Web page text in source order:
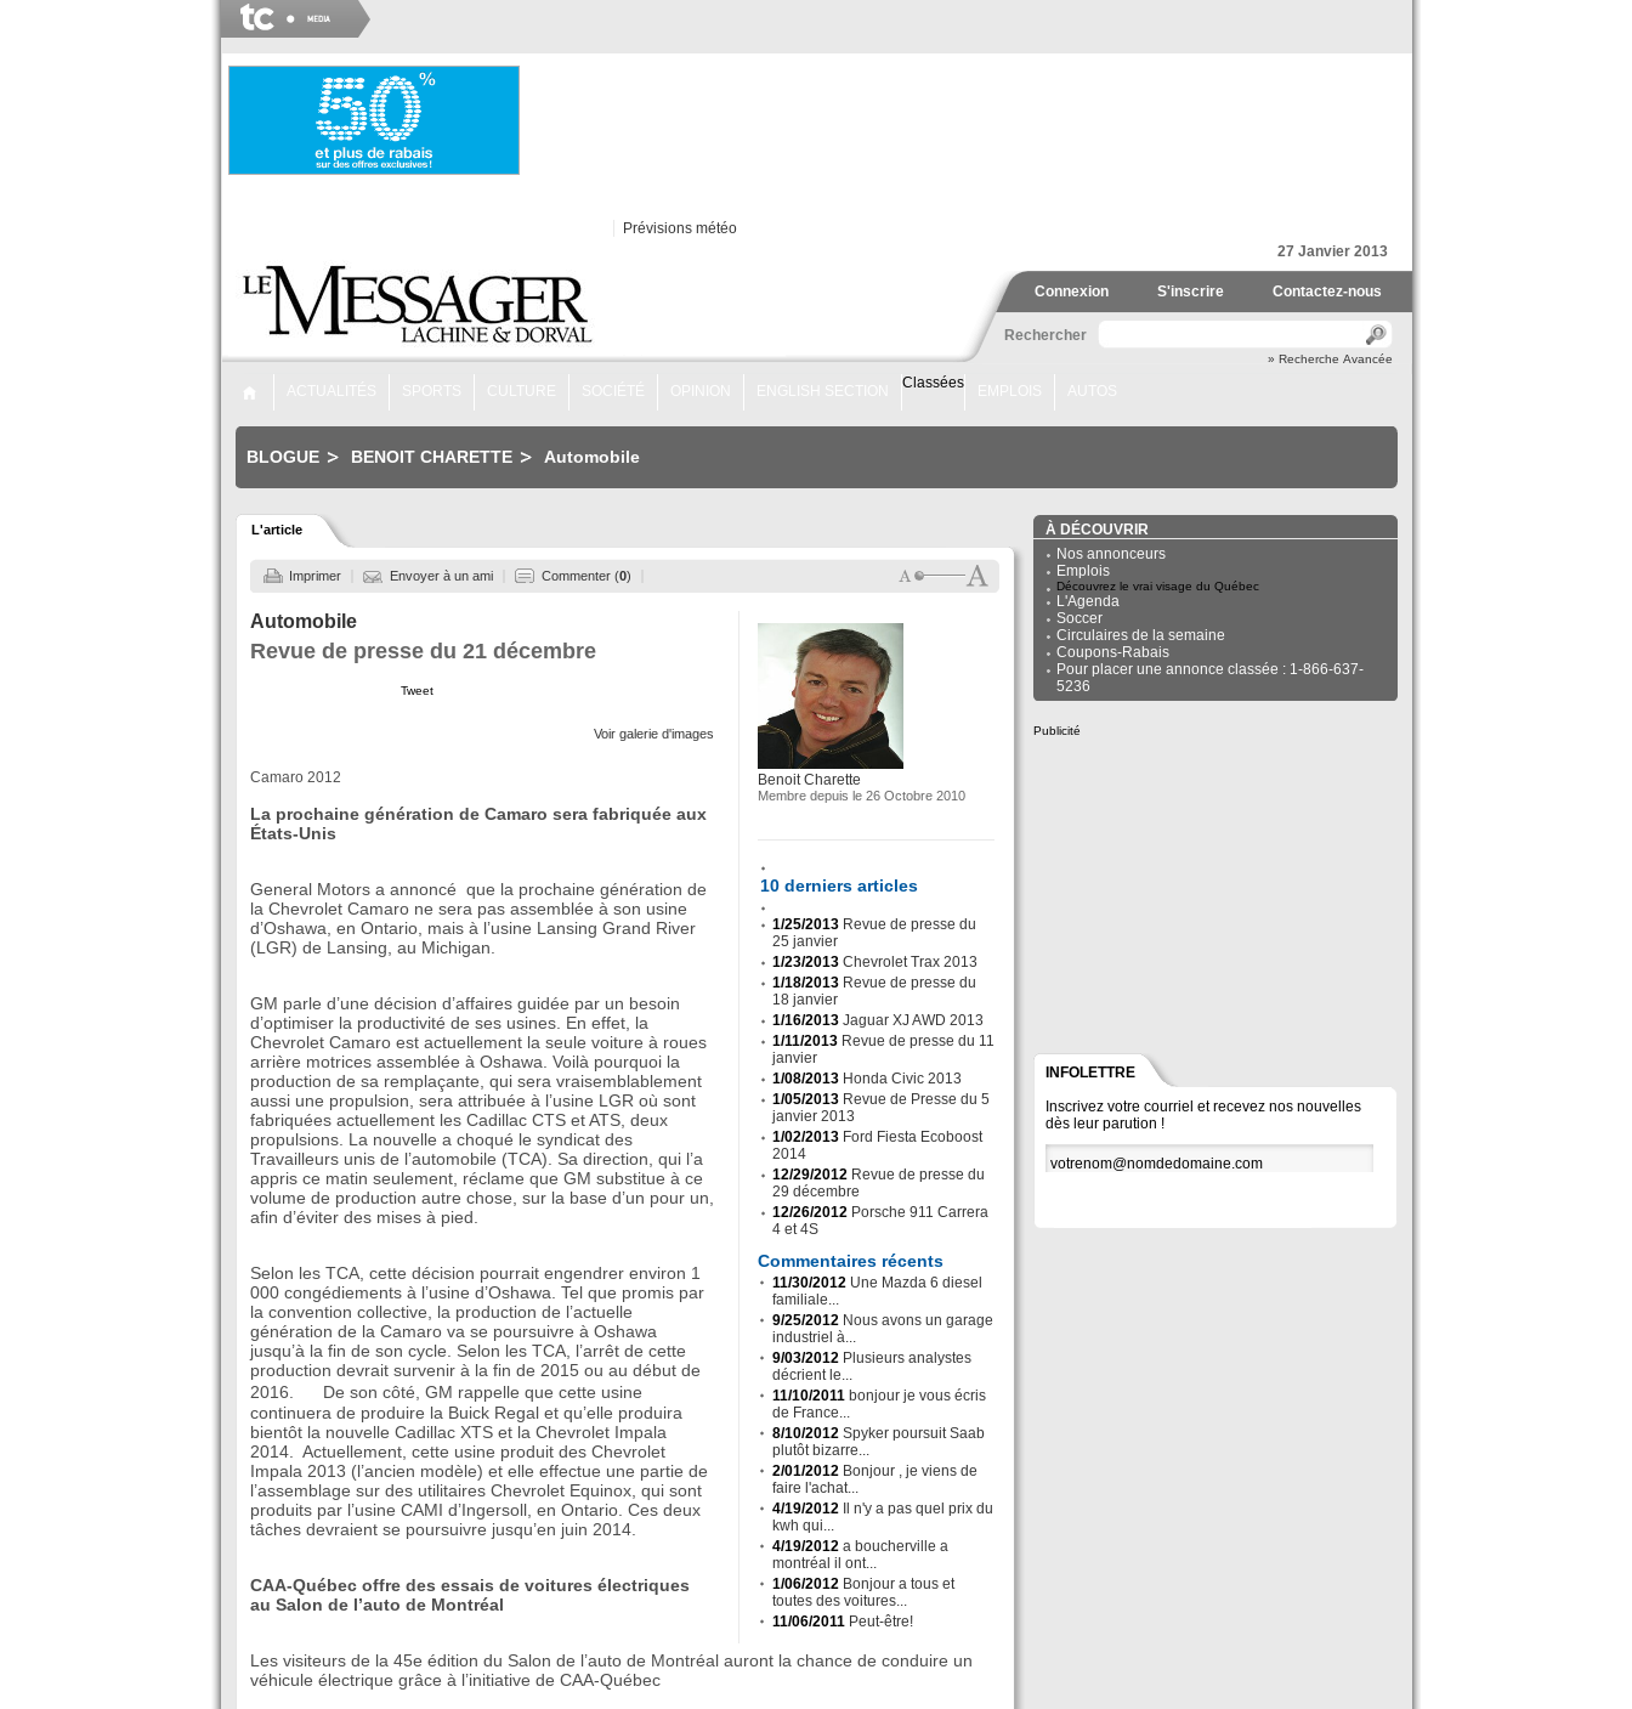
27 Janvier 2013
Prévisions météo
Connexion S'inscrire Contactez-nous
Rechercher
» Recherche Avancée
Classées
BLOGUE BENOIT CHARETTE Automobile
L'article
Imprimer Envoyer à un ami Commenter (0)
Benoit Charette
Membre depuis le 26 Octobre 2010
10 derniers articles
1/25/2013 Revue de presse du
25 janvier
1/23/2013 Chevrolet Trax 2013
1/18/2013 Revue de presse du
18 janvier
1/16/2013 Jaguar XJ AWD 2013
1/11/2013 Revue de presse du 11
janvier
1/08/2013 Honda Civic 2013
1/05/2013 Revue de Presse du 5
janvier 2013
1/02/2013 Ford Fiesta Ecoboost
2014
12/29/2012 Revue de presse du
29 décembre
12/26/2012 Porsche 911 Carrera
4 et 4S
Commentaires récents
11/30/2012 Une Mazda 6 diesel
familiale...
9/25/2012 Nous avons un garage
industriel à...
9/03/2012 Plusieurs analystes
décrient le...
11/10/2011 bonjour je vous écris
de France...
8/10/2012 Spyker poursuit Saab
plutôt bizarre...
2/01/2012 Bonjour , je viens de
faire l'achat...
4/19/2012
Il n'y a pas quel prix du
kwh qui...
4/19/2012 a boucherville a
montréal il ont...
1/06/2012 Bonjour a tous et
toutes des voitures...
11/06/2011 Peut-être!
Automobile
Revue de presse du 21 décembre
Tweet
Voir galerie d'images
Camaro 2012
La prochaine génération de Camaro sera fabriquée aux
États-Unis
General Motors a annoncé que la prochaine génération de
la Chevrolet Camaro ne sera pas assemblée à son usine
d’Oshawa, en Ontario, mais à l’usine Lansing Grand River
(LGR) de Lansing, au Michigan.
GM parle d’une décision d’affaires guidée par un besoin
d’optimiser la productivité de ses usines. En effet, la
Chevrolet Camaro est actuellement la seule voiture à roues
arrière motrices assemblée à Oshawa. Voilà pourquoi la
production de sa remplaçante, qui sera vraisemblablement
aussi une propulsion, sera attribuée à l’usine LGR où sont
fabriquées actuellement les Cadillac CTS et ATS, deux
propulsions. La nouvelle a choqué le syndicat des
Travailleurs unis de l’automobile (TCA). Sa direction, qui l’a
appris ce matin seulement, réclame que GM substitue à ce
volume de production autre chose, sur la base d’un pour un,
afin d’éviter des mises à pied.
Selon les TCA, cette décision pourrait engendrer environ 1
000 congédiements à l’usine d’Oshawa. Tel que promis par
la convention collective, la production de l’actuelle
génération de la Camaro va se poursuivre à Oshawa
jusqu’à la fin de son cycle. Selon les TCA, l’arrêt de cette
production devrait survenir à la fin de 2015 ou au début de
2016. De son côté, GM rappelle que cette usine
continuera de produire la Buick Regal et qu’elle produira
bientôt la nouvelle Cadillac XTS et la Chevrolet Impala
2014. Actuellement, cette usine produit des Chevrolet
Impala 2013 (l’ancien modèle) et elle effectue une partie de
l’assemblage sur des utilitaires Chevrolet Equinox, qui sont
produits par l’usine CAMI d’Ingersoll, en Ontario. Ces deux
tâches devraient se poursuivre jusqu’en juin 2014.
CAA-Québec offre des essais de voitures électriques
au Salon de l’auto de Montréal
Les visiteurs de la 45e édition du Salon de l’auto de Montréal auront la chance de conduire un
véhicule électrique grâce à l’initiative de CAA-Québec
À DÉCOUVRIR
Nos annonceurs
Emplois
Découvrez le vrai visage du Québec
L'Agenda
Soccer
Circulaires de la semaine
Coupons-Rabais
Pour placer une annonce classée : 1-866-637-
5236
Publicité
INFOLETTRE
Inscrivez votre courriel et recevez nos nouvelles
dès leur parution !